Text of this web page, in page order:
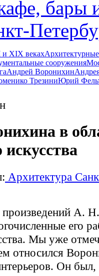
бары
и XIX веках
сооружения
Андрей Воронихин
ТрезиниЮрий
в
Архитектура
А.
его
Мы уже
относился
Он был,